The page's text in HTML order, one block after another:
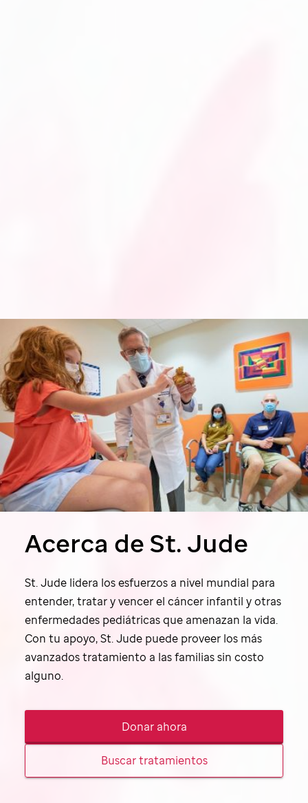
Acerca deSt. Jude
St. Jude lidera los esfuerzos a nivel mundial para
entender, tratar y vencer el cáncer infantil y otras
enfermedades pediátricas que amenazan la vida.
Con tu apoyo,St. Jude puede proveer los más
avanzados tratamiento a las familias sin costo
alguno.
Donar ahora
Buscar tratamientos